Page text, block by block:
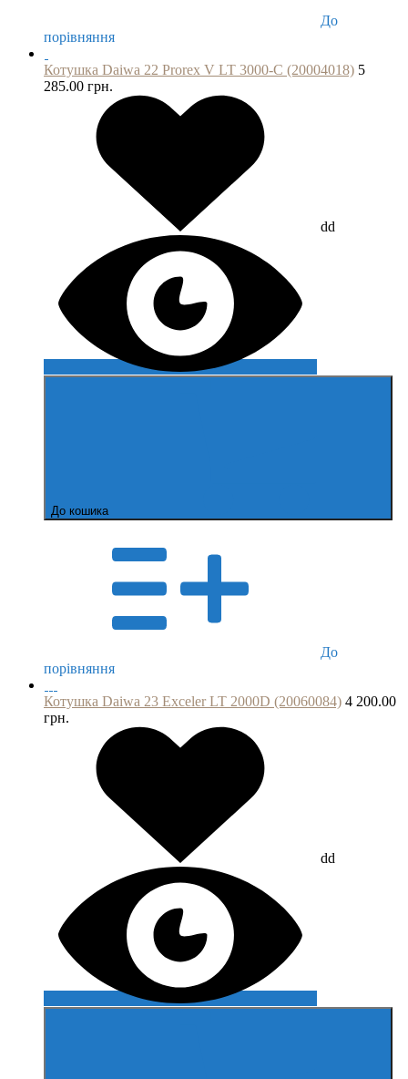
До
порівняння
Котушка Daiwa 22 Prorex V LT 3000-C (20004018) 5
285.00 грн.
dd
До кошика
До
порівняння
Котушка Daiwa 23 Exceler LT 2000D (20060084) 4 200.00
грн.
dd